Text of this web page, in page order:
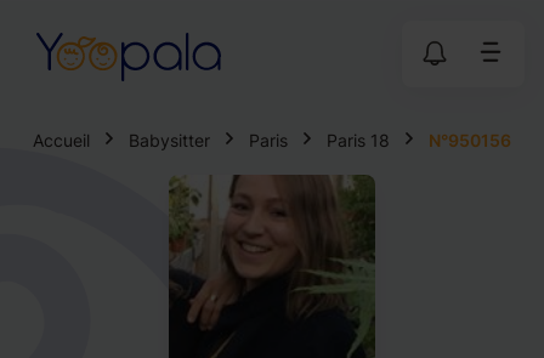
Accueil Babysitter Paris Paris 18 N°950156